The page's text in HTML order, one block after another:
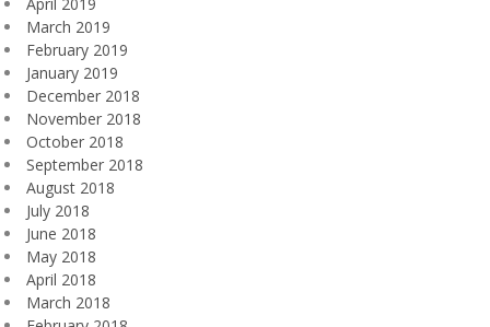
March 2019
February 2019
January 2019
December 2018
November 2018
October 2018
September 2018
August 2018
July 2018
June 2018
May 2018
April 2018
March 2018